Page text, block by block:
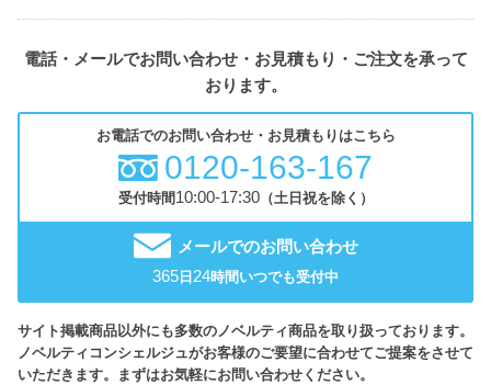
電話・メールでお問い合わせ・お見積もり・ご注文を承って
おります。
お電話でのお問い合わせ・お見積もりはこちら
0120-163-167
受付時間10:00-17:30（土日祝を除く）
メールでのお問い合わせ
365 日 24時間いつでも受付中
サイト掲載商品以外にも多数のノベルティ商品を取り扱っております。
ノベルティコンシェルジュがお客様のご要望に合わせてご提案をさせて
いただきます。まずはお気軽にお問い合わせください。